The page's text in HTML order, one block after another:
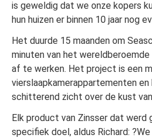
is geweldig dat we onze kopers
hun huizen er binnen 10 jaar nog
Het duurde 15 maanden om
minuten van het
af te werken. Het project is een
vierslaapkamerappartementen en
schitterend zicht over de kust
Elk product van Zinsser dat werd
specifiek doel, aldus Richard: